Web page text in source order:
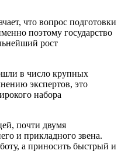
что вопрос подготовки
поэтому государство
рост
в число крупных
экспертов, это
набора
почти двумя
и прикладного звена.
а приносить быстрый и